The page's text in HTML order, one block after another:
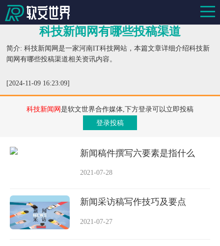
科技新闻网有哪些投稿渠道
简介: 科技新闻网是一家河南IT科技网站，本篇文章详细介绍科技新
闻网有哪些投稿渠道相关资讯内容。
[2024-11-09 16:23:09]
科技新闻网是软文世界合作媒体,下方登录可以立即投稿
登录投稿
新闻稿件撰写六要素是指什么
2021-07-28
新闻采访稿写作技巧及要点
2021-07-27